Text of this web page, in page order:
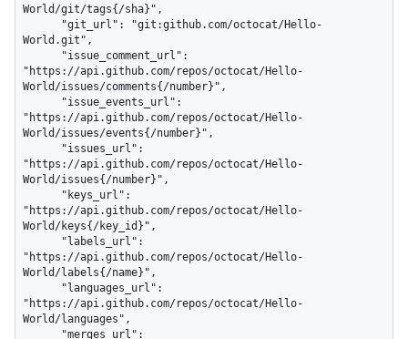
World/git/tags{/sha}",
World.git",
"https://api.github.com/repos/octocat/Hello-
World/issues/comments{/number}",
"https://api.github.com/repos/octocat/Hello-
World/issues/events{/number}",
"https://api.github.com/repos/octocat/Hello-
World/issues{/number}",
"https://api.github.com/repos/octocat/Hello-
World/keys{/key_id}",
"https://api.github.com/repos/octocat/Hello-
World/labels{/name}",
"https://api.github.com/repos/octocat/Hello-
World/languages",